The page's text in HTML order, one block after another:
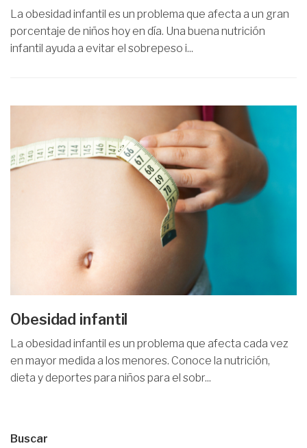
La obesidad infantil es un problema que afecta a un gran
porcentaje de niños hoy en día. Una buena nutrición
infantil ayuda a evitar el sobrepeso i...
Obesidad infantil
La obesidad infantil es un problema que afecta cada vez
en mayor medida a los menores. Conoce la nutrición,
dieta y deportes para niños para el sobr...
Buscar